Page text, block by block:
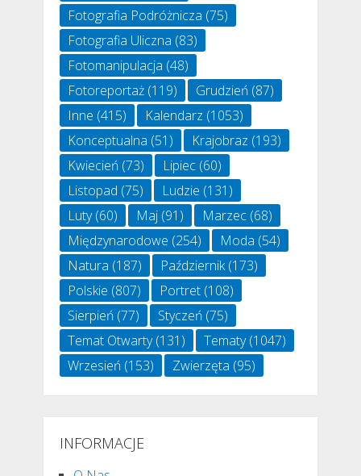
Fotografia Podróżnicza (75)
Fotografia Uliczna (83)
Fotomanipulacja (48)
Fotoreportaż(119) Grudzień(87)
Inne (415) Kalendarz (1053)
Konceptualna (51) Krajobraz (193)
Kwiecień(73) Lipiec(60)
Listopad (75) Ludzie (131)
Luty(60) Maj(91) Marzec(68)
Międzynarodowe (254) Moda (54)
Natura (187) Październik(173)
Polskie (807) Portret(108)
Sierpień(77) Styczeń(75)
Temat Otwarty(131) Tematy(1047)
Wrzesień(153) Zwierzęta (95)
INFORMACJE